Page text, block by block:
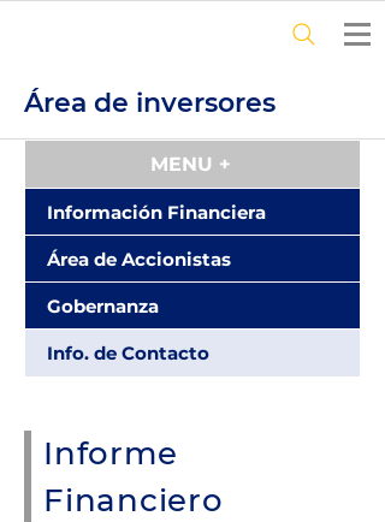
Área de inversores
Informe
Financiero
Información Financiera
Área de Accionistas
Gobernanza
Info. de Contacto